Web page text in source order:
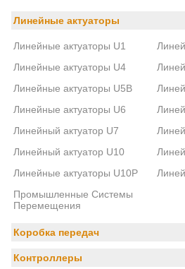
Линейные актуаторы
Линейные актуаторы U1
Линейные актуаторы U4
Линейные актуаторы U5B
Линейные актуаторы U6
Линейный актуатор U7
Линейный актуатор U10
Линейные актуаторы U10P
Промышленные Системы
Перемещения
Коробка передач
Контроллеры